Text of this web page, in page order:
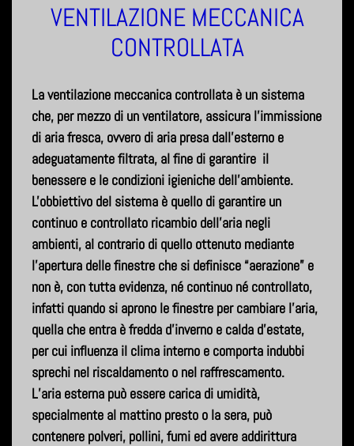
VENTILAZIONE MECCANICA
CONTROLLATA
La ventilazione meccanica controllata è un sistema
che, per mezzo di un ventilatore, assicura l’immissione
di aria fresca, ovvero di aria presa dall’esterno e
adeguatamente filtrata, al fine di garantire il
benessere e le condizioni igieniche dell'ambiente.
L'obbiettivo del sistema è quello di garantire un
continuo e controllato ricambio dell’aria negli
ambienti, al contrario di quello ottenuto mediante
l’apertura delle finestre che si definisce “aerazione” e
non è, con tutta evidenza, né continuo né controllato,
infatti quando si aprono le finestre per cambiare l’aria,
quella che entra è fredda d’inverno e calda d’estate,
per cui influenza il clima interno e comporta indubbi
sprechi nel riscaldamento o nel raffrescamento.
L’aria esterna può essere carica di umidità,
specialmente al mattino presto o la sera, può
contenere polveri, pollini, fumi ed avere addirittura